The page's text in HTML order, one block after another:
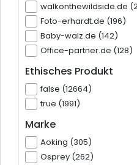
walkonthewildside.de
Foto-erhardt.de (196)
Baby-walz.de (142)
Office-partner.de (128)
Ethisches Produkt
false (12664)
true (1991)
Marke
Aoking (305)
Osprey (262)